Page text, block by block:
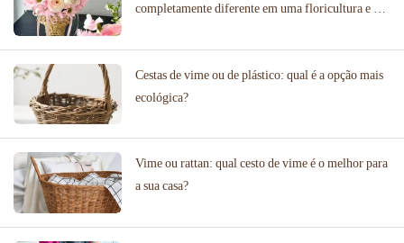
completamente diferente em uma floricultura e em
Cestas de vime ou de plástico: qual é a opção mais
ecológica?
Vime ou rattan: qual cesto de vime é o melhor para
a sua casa?